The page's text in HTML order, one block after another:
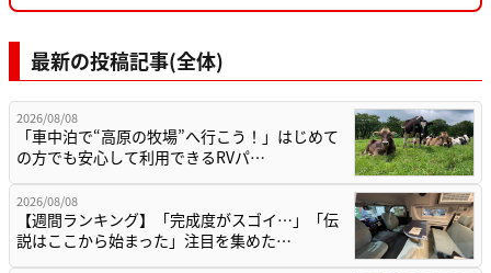
最新の投稿記事(全体)
2026/08/08
「車中泊で“高原の牧場”へ行こう！」はじめて
の方でも安心して利用できるRVパ…
2026/08/08
【週間ランキング】「完成度がスゴイ…」「伝
説はここから始まった」注目を集めた…